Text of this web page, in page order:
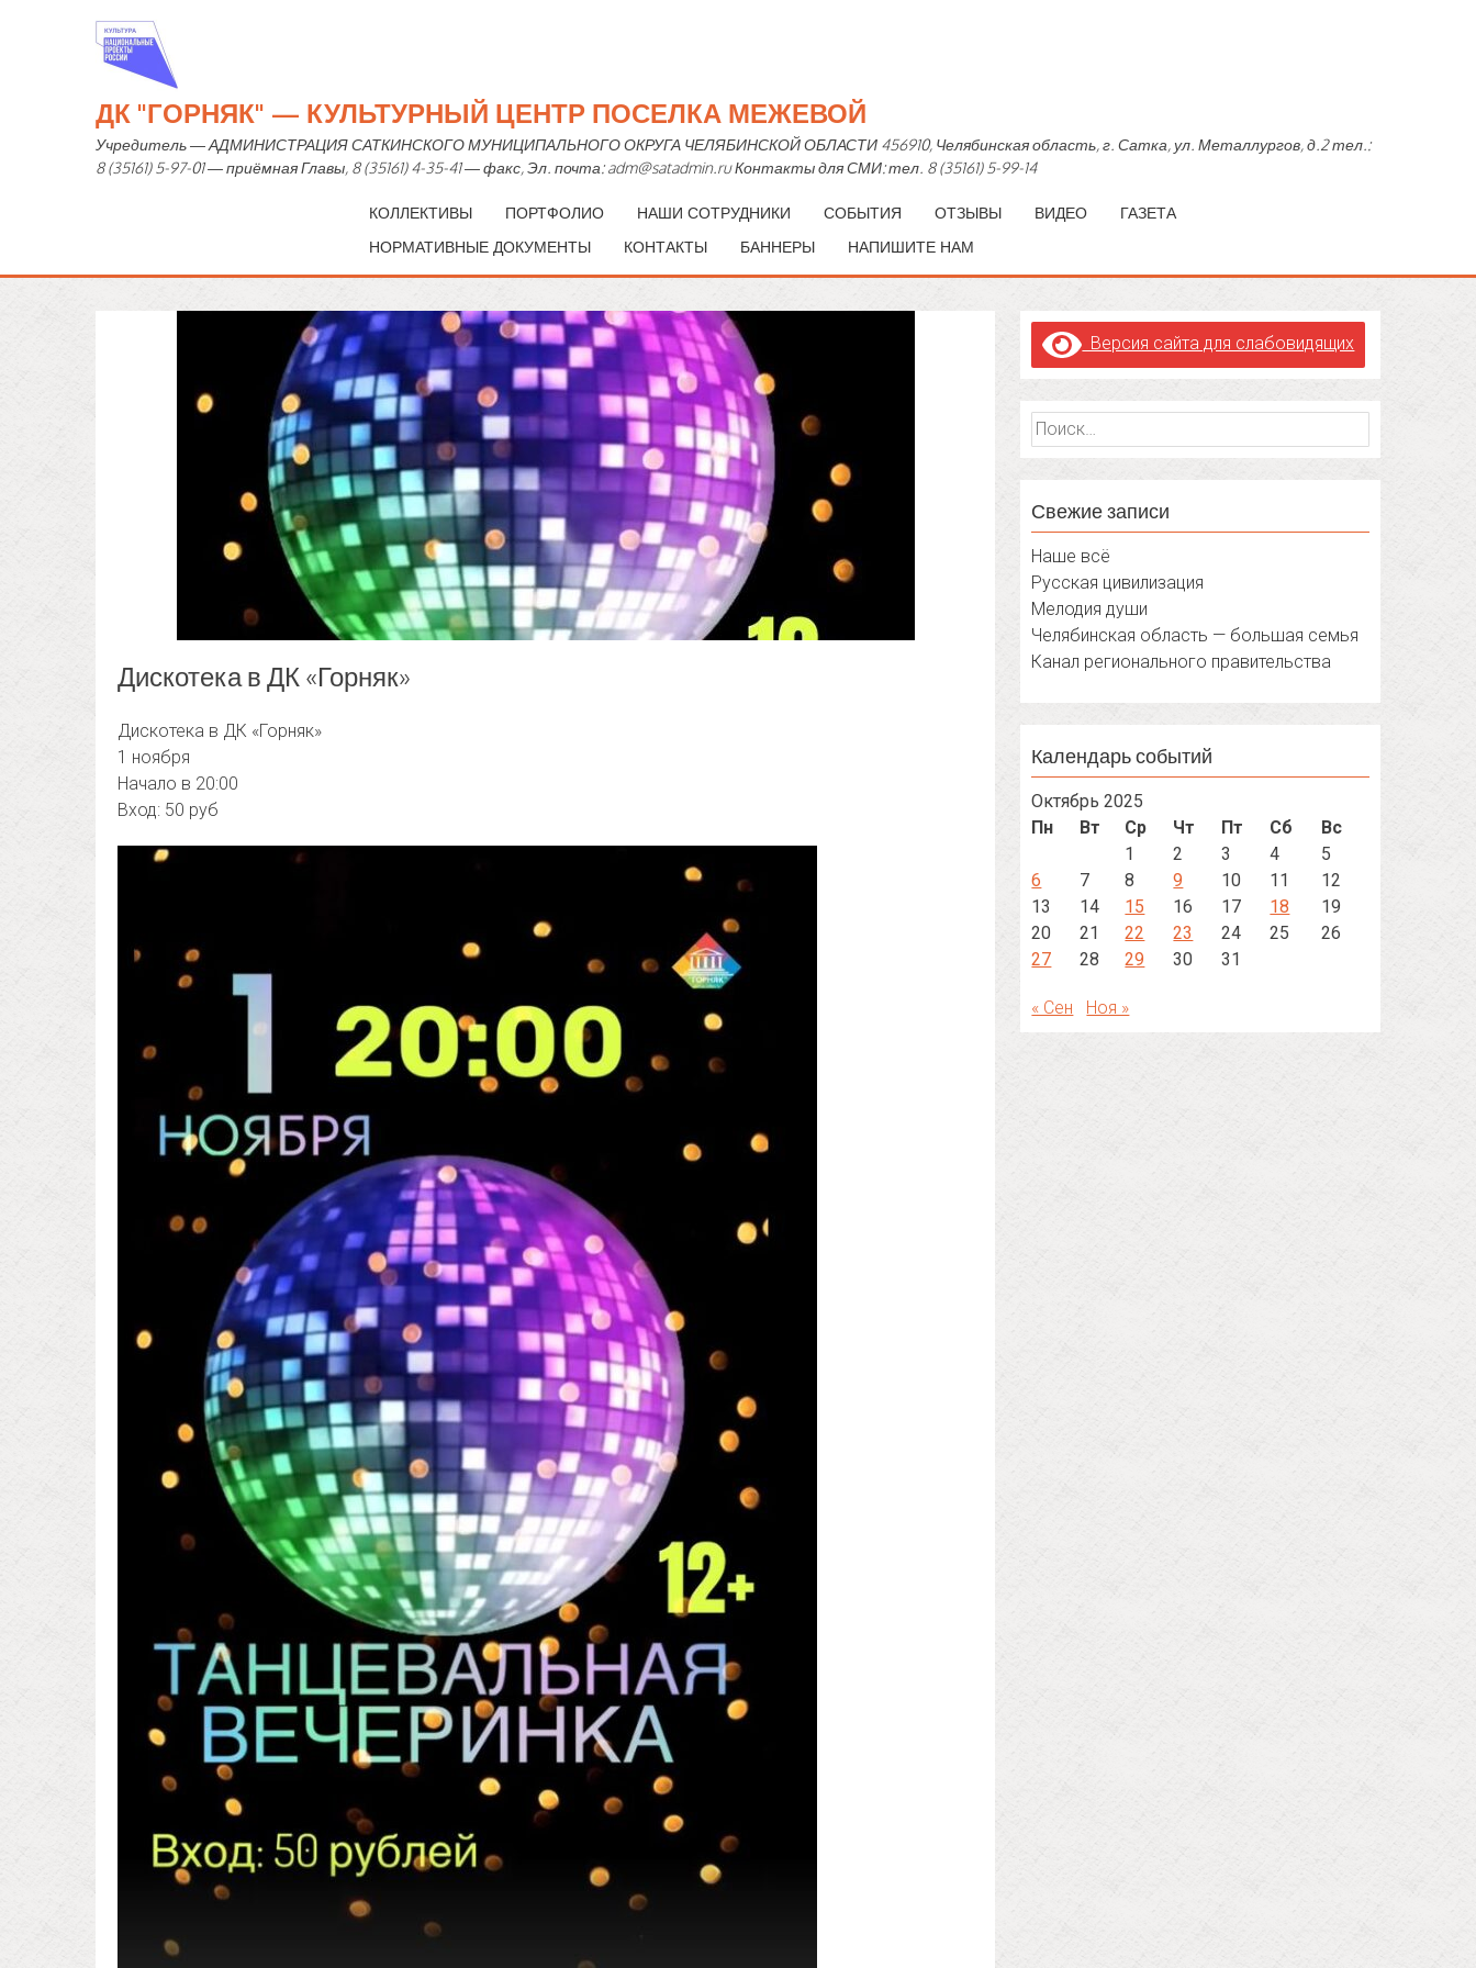
ДК "ГОРНЯК" — КУЛЬТУРНЫЙ ЦЕНТР ПОСЕЛКА МЕЖЕВОЙ
Учредитель — АДМИНИСТРАЦИЯ САТКИНСКОГО МУНИЦИПАЛЬНОГО ОКРУГА ЧЕЛЯБИНСКОЙ ОБЛАСТИ 456910, Челябинская область, г. Сатка, ул. Металлургов, д.2 тел.:
8 (35161) 5-97-01 — приёмная Главы, 8 (35161) 4-35-41 — факс, Эл. почта: adm@satadmin.ru Контакты для СМИ: тел. 8 (35161) 5-99-14
КОЛЛЕКТИВЫ ПОРТФОЛИО НАШИ СОТРУДНИКИ СОБЫТИЯ ОТЗЫВЫ ВИДЕО
ГАЗЕТА
НОРМАТИВНЫЕ ДОКУМЕНТЫ
КОНТАКТЫ БАННЕРЫ НАПИШИТЕ НАМ
Дискотека в ДК «Горняк»
Дискотека в ДК «Горняк»
1 ноября
Начало в 20:00
Вход: 50 руб
Версия сайта для слабовидящих
Найти:
Свежие записи
Наше всё
Русская цивилизация
Мелодия души
Челябинская область — большая семья
Канал регионального правительства
Календарь событий
Октябрь 2025
Пн
Вт Ср Чт Пт Сб
Вс
1
2 3 4
5
6
7 8 9 10 11
12
13
14 15 16 17 18
19
20
21 22 23 24 25
26
27
28 29 30 31
« Сен Ноя »